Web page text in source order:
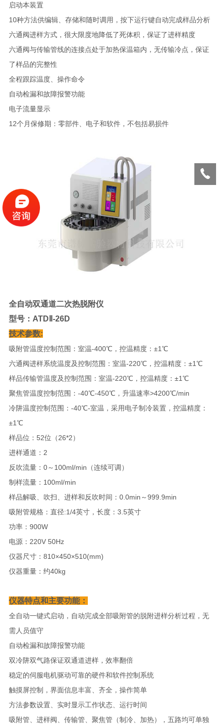
启动本装置
10种方法供编辑、存储和随时调用，按下运行键自动完成样品分析
六通阀进样方式，很大限度地降低了死体积，保证了进样精度
六通阀与传输管线的连接点处于加热保温箱内，无传输冷点，保证
了样品的完整性
全程跟踪温度、操作命令
自动检漏和故障报警功能
电子流量显示
12个月保修期：零部件、电子和软件，不包括易损件
全自动双通道二次热脱附仪
型号：ATDⅡ-26D
技术参数:
吸附管温度控制范围：室温-400℃，控温精度：±1℃
六通阀进样系统温度及控制范围：室温-220℃，控温精度：±1℃
样品传输管温度及控制范围：室温-220℃，控温精度：±1℃
聚焦管温度控制范围：-40℃-450℃，升温速率>4200℃/min
冷阱温度控制范围：-40℃-室温，采用电子制冷装置，控温精度：
±1℃
样品位：52位（26*2）
进样通道：2
反吹流量：0～100ml/min（连续可调）
制样流量：100ml/min
样品解吸、吹扫、进样和反吹时间：0.0min～999.9min
吸附管规格：直径:1/4英寸，长度：3.5英寸
功率：900W
电源：220V 50Hz
仪器尺寸：810×450×510(mm)
仪器重量：约40kg
仪器特点和主要功能：
全自动一键式启动，自动完成全部吸附管的脱附进样分析过程，无
需人员值守
自动检漏和故障报警功能
双冷阱双气路保证双通道进样，效率翻倍
稳定的伺服电机驱动可靠的硬件和软件控制系统
触摸屏控制，界面信息丰富、齐全，操作简单
方法参数设置、实时显示工作状态、运行时间
吸附管、进样阀、传输管、聚焦管（制冷、加热），五路均可单独